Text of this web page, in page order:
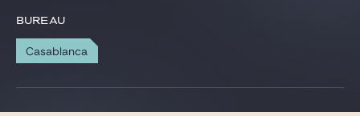
Gide Pro Bono et RSE
Blog Real Estate
BUREAU
Casablanca